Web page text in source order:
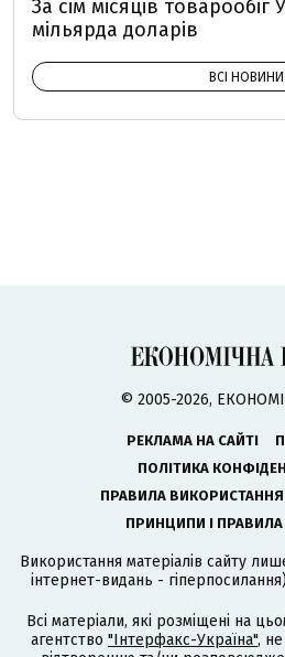
За сім місяців товарообіг
мільярда доларів
ВСІ НОВИНИ
© 2005-2026,
РЕКЛАМА НА САЙТІ
ПОЛІТИКА
ПРАВИЛА ВИКОРИСТАННЯ
ПРИНЦИПИ І
Використання матеріалів сайту
інтернет-видань -
Всі матеріали, які розміщені на
агентство "Інтерфакс-Україна",